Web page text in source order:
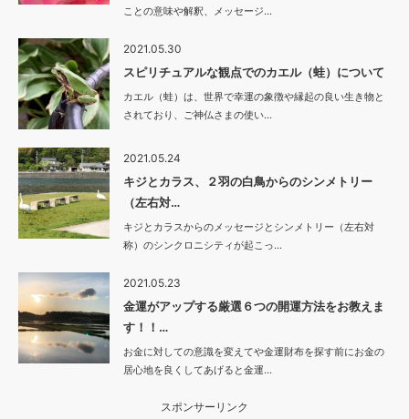
ことの意味や解釈、メッセージ…
2021.05.30
スピリチュアルな観点でのカエル（蛙）について
カエル（蛙）は、世界で幸運の象徴や縁起の良い生き物と
されており、ご神仏さまの使い…
2021.05.24
キジとカラス、２羽の白鳥からのシンメトリー
（左右対…
キジとカラスからのメッセージとシンメトリー（左右対
称）のシンクロニシティが起こっ…
2021.05.23
金運がアップする厳選６つの開運方法をお教えま
す！！…
お金に対しての意識を変えてや金運財布を探す前にお金の
居心地を良くしてあげると金運…
スポンサーリンク